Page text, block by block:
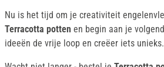
Nu is het tijd om je creativiteit
Terracotta potten en begin aan je
ideeën de vrije loop en creëer iets unieks.